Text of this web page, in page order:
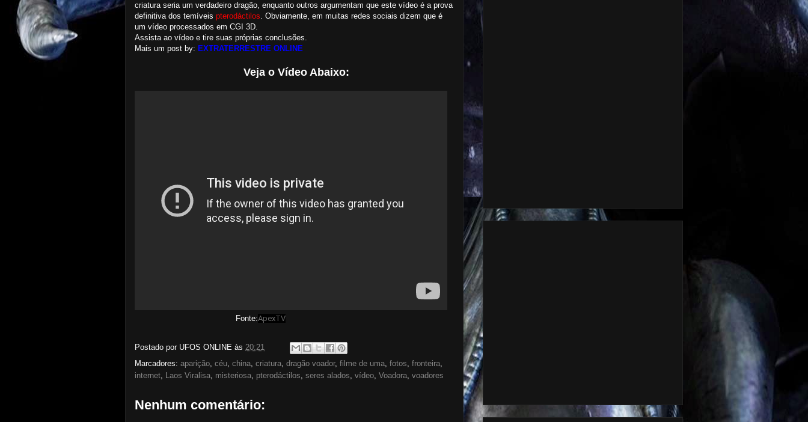
criatura seria um verdadeiro dragão, enquanto outros argumentam que este vídeo é a prova
definitiva dos temíveis pterodáctilos. Obviamente, em muitas redes sociais dizem que é
um vídeo processados em CGI 3D.
Assista ao vídeo e tire suas próprias conclusões.
Mais um post by: EXTRATERRESTRE ONLINE
Veja o Vídeo Abaixo:
Fonte:ApexTV
Postado por UFOS ONLINE às 20:21
Marcadores: aparição, céu, china, criatura, dragão voador, filme de uma, fotos, fronteira,
internet, Laos Viralisa, misteriosa, pterodáctilos, seres alados, vídeo, Voadora, voadores
Nenhum comentário: